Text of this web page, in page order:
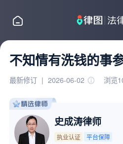
不知情有洗钱的事
最新修订 | 2026-06-02 浏览
史成涛律师
执业认证 平台保障